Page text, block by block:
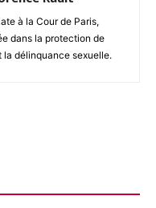
à la Cour de Paris,
dans la protection de
la délinquance sexuelle.